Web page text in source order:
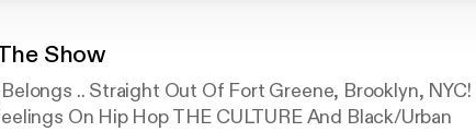
Show
.. Straight Out Of Fort Greene, Brooklyn, NYC!
On Hip Hop THE CULTURE And Black/Urban